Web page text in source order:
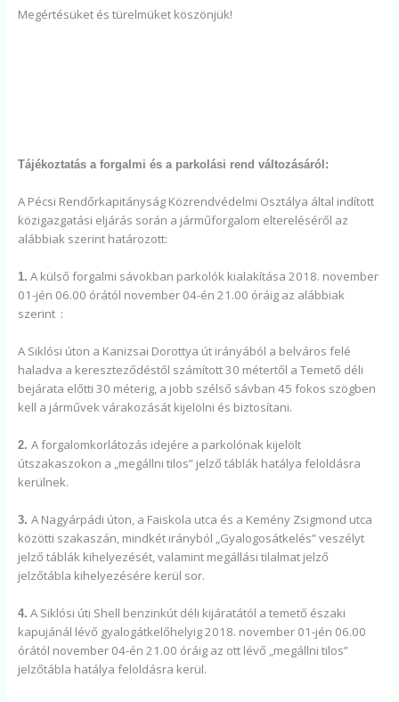
Megértésüket és türelmüket köszönjük!
Tájékoztatás a forgalmi és a parkolási rend változásáról:
A Pécsi Rendőrkapitányság Közrendvédelmi Osztálya által indított
közigazgatási eljárás során a járműforgalom eltereléséről az
alábbiak szerint határozott:
1. A külső forgalmi sávokban parkolók kialakítása 2018. november
01-jén 06.00 órától november 04-én 21.00 óráig az alábbiak
szerint :
A Siklósi úton a Kanizsai Dorottya út irányából a belváros felé
haladva a kereszteződéstől számított 30 métertől a Temető déli
bejárata előtti 30 méterig, a jobb szélső sávban 45 fokos szögben
kell a járművek várakozását kijelölni és biztosítani.
2.A forgalomkorlátozás idejére a parkolónak kijelölt
útszakaszokon a „megállni tilos” jelző táblák hatálya feloldásra
kerülnek.
3.A Nagyárpádi úton, a Faiskola utca és a Kemény Zsigmond utca
közötti szakaszán, mindkét irányból „Gyalogosátkelés” veszélyt
jelző táblák kihelyezését, valamint megállási tilalmat jelző
jelzőtábla kihelyezésére kerül sor.
4. A Siklósi úti Shell benzinkút déli kijáratától a temető északi
kapujánál lévő gyalogátkelőhelyig 2018. november 01-jén 06.00
órától november 04-én 21.00 óráig az ott lévő „megállni tilos”
jelzőtábla hatálya feloldásra kerül.